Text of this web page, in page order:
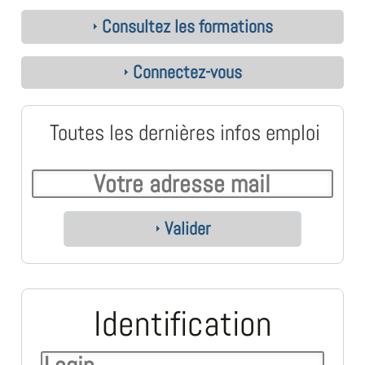
Consultez les formations
Connectez-vous
Toutes les dernières infos emploi
Valider
Identification